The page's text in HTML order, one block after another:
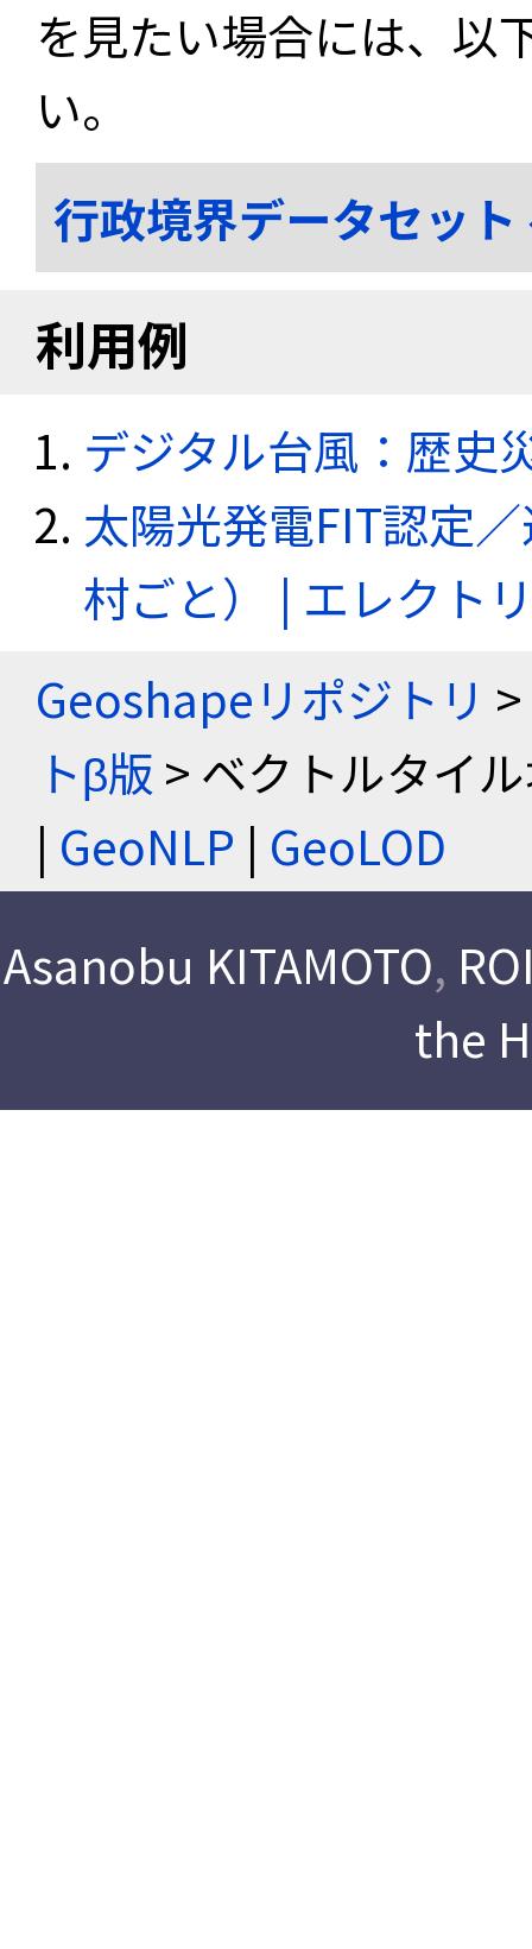
を見たい場合には、以
い。
行政境界データセッ
利用例
デジタル台風：歴史
太陽光発電FIT認定
村ごと） | エレクト
Geoshapeリポジトリ >
トβ版 > ベクトルタイ
| GeoNLP | GeoLOD
Asanobu KITAMOTO,
the